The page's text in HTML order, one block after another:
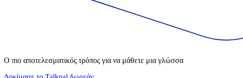
Ο πιο αποτελεσματικός τρόπος για να μάθετε μια γλώσσα